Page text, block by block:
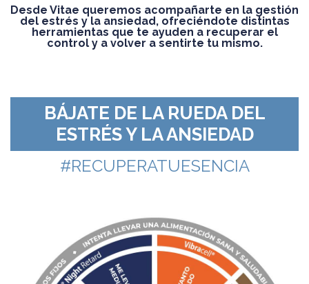
Desde Vitae queremos acompañarte en la gestión
del estrés y la ansiedad, ofreciéndote distintas
herramientas que te ayuden a recuperar el
control y a volver a sentirte tu mismo.
BÁJATE DE LA RUEDA DEL
ESTRÉS Y LA ANSIEDAD
#RECUPERATUESENCIA